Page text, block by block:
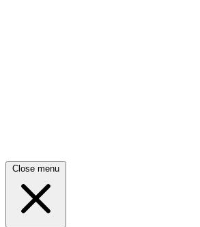
Close menu